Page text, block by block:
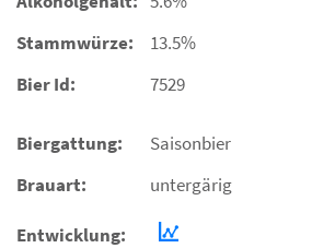
Stammwürze:
13.5%
Bier Id:
7529
Biergattung:
Saisonbier
Brauart:
untergärig
Entwicklung: